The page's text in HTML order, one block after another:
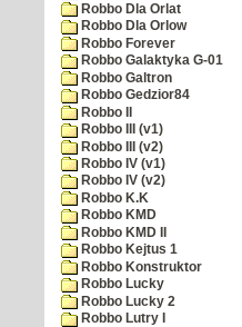
Robbo Dla Orlat
Robbo Dla Orlow
Robbo Forever
Robbo Galaktyka G-01
Robbo Galtron
Robbo Gedzior84
Robbo II
Robbo III (v1)
Robbo III (v2)
Robbo IV (v1)
Robbo IV (v2)
Robbo K.K
Robbo KMD
Robbo KMD II
Robbo Kejtus 1
Robbo Konstruktor
Robbo Lucky
Robbo Lucky 2
Robbo Lutry I